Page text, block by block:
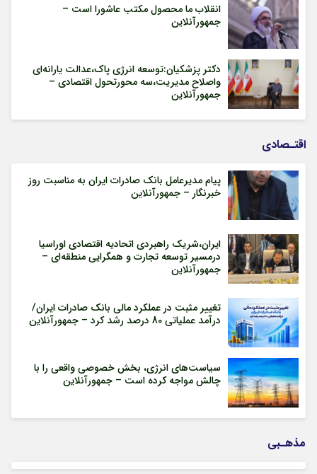
انقلاب ما محصول مکتب عاشورا است –
جمهورآنلاین
دکتر پزشکیان:توسعه انرژی پاک،عدالت یارانه‌ای
واصلاح مدیریت،سه محورتحول اقتصادی –
جمهورآنلاین
اقتـصادی
پیام مدیرعامل بانک صادرات ایران به مناسبت روز
خبرنگار – جمهورآنلاین
ایران،شریک راهبردی اتحادیه اقتصادی اوراسیا
درمسیر توسعه تجارت و همگرایی منطقه‌ای –
جمهورآنلاین
تغییر مثبت در عملکرد مالی بانک صادرات ایران/
درآمد عملیاتی 80 درصد رشد کرد – جمهورآنلاین
سیاست‌های انرژی، بخش خصوصی واقعی را با
چالش مواجه کرده است – جمهورآنلاین
مذهـبی